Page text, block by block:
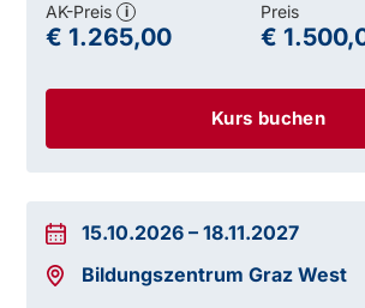
Kurs buchen
AK-Preis i
€ 1.265,00
Preis
€
15.10.2026 –18.11.2027
Bildungszentrum Graz West